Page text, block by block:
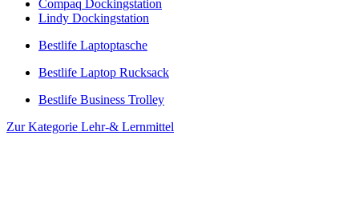
Compaq Dockingstation
Lindy Dockingstation
Bestlife Laptoptasche
Bestlife Laptop Rucksack
Bestlife Business Trolley
Zur Kategorie Lehr-& Lernmittel